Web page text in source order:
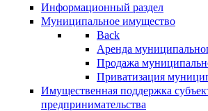
Информационный раздел
Муниципальное имущество
Back
Аренда
Продажа
Приватизация
Имущественная поддержка
предпринимательства